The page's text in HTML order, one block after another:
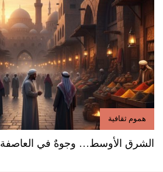
هموم ثقافية
الشرق الأوسط… وجوهٌ في العاصفة